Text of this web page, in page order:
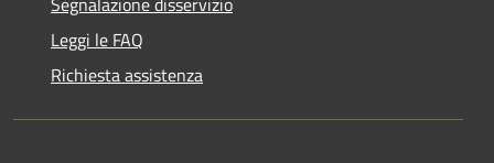
Leggi le FAQ
Richiesta assistenza